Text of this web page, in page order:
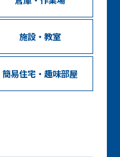
施設・教室
簡易住宅・趣味部屋